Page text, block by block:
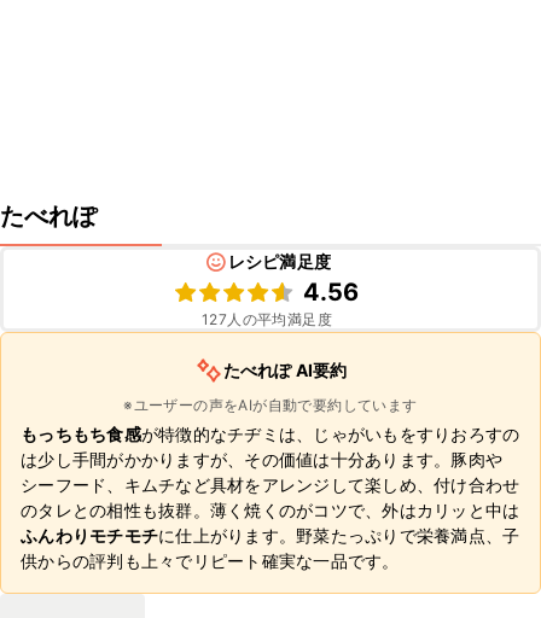
たべれぽ
レシピ満足度
4.56
127 人の平均満足度
たべれぽ AI要約
※ユーザーの声をAIが自動で要約しています
もっちもち食感が特徴的なチヂミは、じゃがいもをすりおろすの
は少し手間がかかりますが、その価値は十分あります。豚肉や
シーフード、キムチなど具材をアレンジして楽しめ、付け合わせ
のタレとの相性も抜群。薄く焼くのがコツで、外はカリッと中は
ふんわりモチモチに仕上がります。野菜たっぷりで栄養満点、子
供からの評判も上々でリピート確実な一品です。